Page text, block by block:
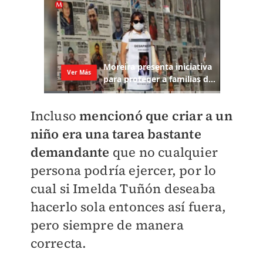
Inclusomencionó que criar a un
niño era una tarea bastante
demandante que no cualquier
persona podría ejercer, por lo
cual si Imelda Tuñón deseaba
hacerlo sola entonces así fuera,
pero siempre de manera
correcta.